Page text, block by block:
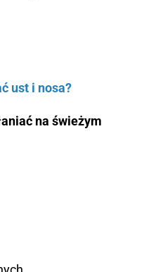
ust i nosa?
na świeżym